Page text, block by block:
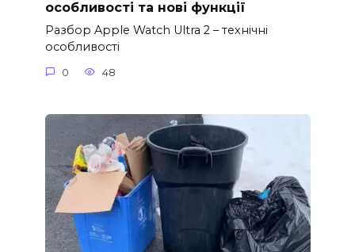
особливості та нові функції
Разбор Apple Watch Ultra 2 – технічні
особливості
0 48